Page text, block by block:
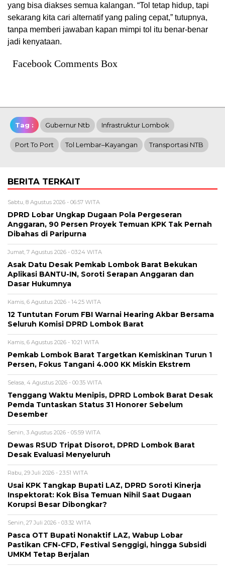
yang bisa diakses semua kalangan. “Tol tetap hidup, tapi
sekarang kita cari alternatif yang paling cepat,” tutupnya,
tanpa memberi jawaban kapan mimpi tol itu benar-benar
jadi kenyataan.
Facebook Comments Box
Tag : Gubernur Ntb Infrastruktur Lombok
Port To Port Tol Lembar–Kayangan Transportasi NTB
BERITA TERKAIT
Sabtu, 8 Agustus 2026 - 06:57 WITA
DPRD Lobar Ungkap Dugaan Pola Pergeseran
Anggaran, 90 Persen Proyek Temuan KPK Tak Pernah
Dibahas di Paripurna
Jumat, 7 Agustus 2026 - 03:24 WITA
Asak Datu Desak Pemkab Lombok Barat Bekukan
Aplikasi BANTU-IN, Soroti Serapan Anggaran dan
Dasar Hukumnya
Kamis, 6 Agustus 2026 - 14:25 WITA
12 Tuntutan Forum FBI Warnai Hearing Akbar Bersama
Seluruh Komisi DPRD Lombok Barat
Kamis, 6 Agustus 2026 - 10:21 WITA
Pemkab Lombok Barat Targetkan Kemiskinan Turun 1
Persen, Fokus Tangani 4.000 KK Miskin Ekstrem
Selasa, 4 Agustus 2026 - 00:35 WITA
Tenggang Waktu Menipis, DPRD Lombok Barat Desak
Pemda Tuntaskan Status 31 Honorer Sebelum
Desember
Senin, 3 Agustus 2026 - 05:59 WITA
Dewas RSUD Tripat Disorot, DPRD Lombok Barat
Desak Evaluasi Menyeluruh
Rabu, 29 Juli 2026 - 23:51 WITA
Usai KPK Tangkap Bupati LAZ, DPRD Soroti Kinerja
Inspektorat: Kok Bisa Temuan Nihil Saat Dugaan
Korupsi Besar Dibongkar?
Senin, 27 Juli 2026 - 03:32 WITA
Pasca OTT Bupati Nonaktif LAZ, Wabup Lobar
Pastikan CFN-CFD, Festival Senggigi, hingga Subsidi
UMKM Tetap Berjalan